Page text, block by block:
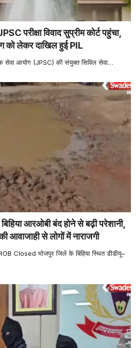
परीक्षा विवाद सुप्रीम कोर्ट पहुंचा,
को लेकर दाखिल हुई PIL
आयोग (JPSC) की संयुक्त सिविल सेवा…
आरओबी बंद होने से बढ़ी परेशानी,
आवाजाही से लोगों में नाराजगी
Closed भोजपुर जिले के बिहिया स्थित डीडीयू–